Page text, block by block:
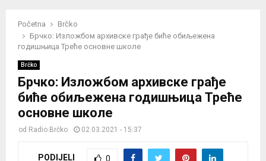
Početna
Brčko
Брчко: Изложбом архивске грађе биће обиљежена
годишњица Треће основне школе
Brčko
Брчко: Изложбом архивске грађе
биће обиљежена годишњица Треће
основне школе
od Radio Brčko 02.03.2021 - 15:37
PODIJELI 0